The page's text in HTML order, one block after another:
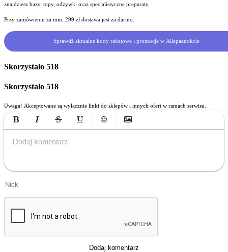
znajdziesz bazy, topy, odżywki oraz specjalistyczne preparaty.
Przy zamówieniu za min. 299 zł dostawa jest za darmo.
Sprawdź aktualne kody rabatowe i promocje w Allepaznokcie
Skorzystało 518
Skorzystało 518
Uwaga! Akceptowane są wyłącznie linki do sklepów i innych ofert w ramach serwisu.
Bold Italic Strikethrough
UnderlineEmoticonsInsert Image
Dodaj komentarz
Dodaj komentarz